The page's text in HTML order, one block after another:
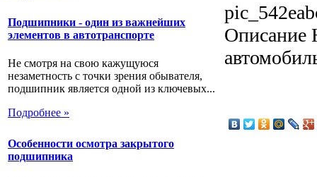
Подшипники - один из важнейших
элементов в автотранспорте
Не смотря на свою кажущуюся
незаметность с точки зрения обывателя,
подшипник является одной из ключевых...
Подробнее »
Особенности осмотра закрытого
подшипника
Описание